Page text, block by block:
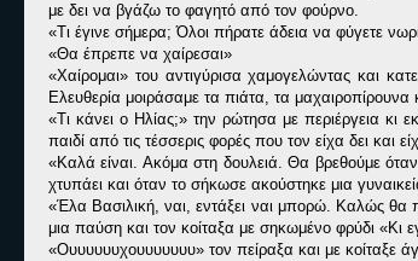
με δει να βγάζω το φαγητό από τον φούρνο.
«Τι έγινε σήμερα; Όλοι πήρατε άδεια να φύγετε
«Θα έπρεπε να χαίρεσαι»
«Χαίρομαι» του αντιγύρισα χαμογελώντας και
Ελευθερία μοιράσαμε τα πιάτα, τα μαχαιροπίρουνα
«Τι κάνει ο Ηλίας;» την ρώτησα με περιέργεια κι
παιδί από τις τέσσερις φορές που τον είχα δει και
«Καλά είναι. Ακόμα στη δουλειά. Θα βρεθούμε
χτυπάει και όταν το σήκωσε ακούστηκε μια
«Έλα Βασιλική, ναι, εντάξει ναι μπορώ. Καλώς
μια παύση και τον κοίταξα με σηκωμένο φρύδι «Κι
«Ουυυυυυχουυυυυυυ» τον πείραξα και με κοίταξε